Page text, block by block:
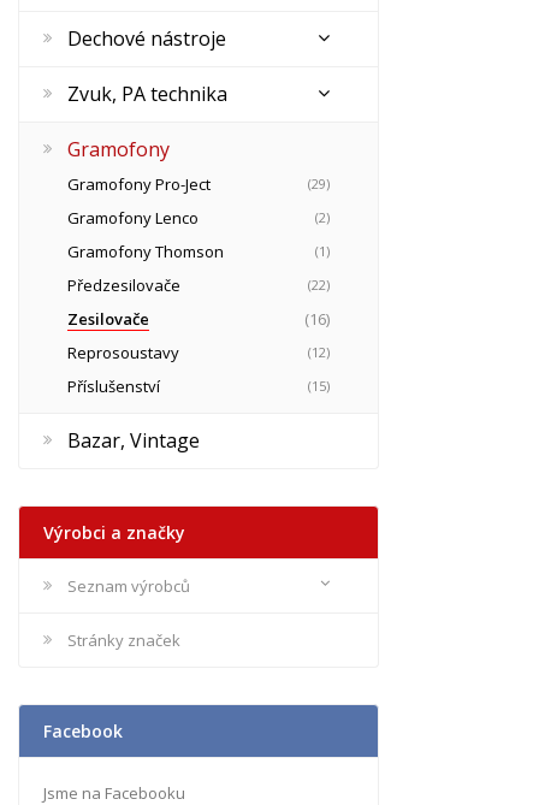
Dechové nástroje
Zvuk, PA technika
Gramofony
Gramofony Pro-Ject (29)
Gramofony Lenco (2)
Gramofony Thomson (1)
Předzesilovače (22)
Zesilovače
(16)
Reprosoustavy
(12)
Příslušenství (15)
Bazar, Vintage
Výrobci a značky
Seznam výrobců
Stránky značek
Facebook
Jsme na Facebooku